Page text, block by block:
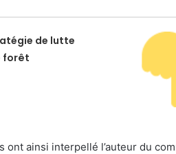
de lutte
forêt
ont ainsi interpellé l’auteur du